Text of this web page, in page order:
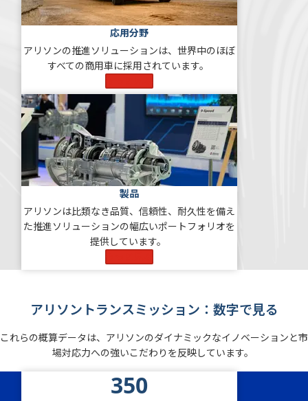
応用分野
アリソンの推進ソリューションは、世界中のほぼ
すべての商用車に採用されています。
製品
アリソンは比類なき品質、信頼性、耐久性を備え
た推進ソリューションの幅広いポートフォリオを
提供しています。
アリソントランスミッション：数字で見る
これらの概算データは、アリソンのダイナミックなイノベーションと市
場対応力への強いこだわりを反映しています。
350